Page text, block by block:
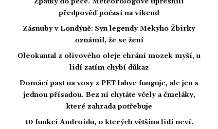
předpověď počasí na víkend
Zásnuby v Londýně: Syn legendy Mekyho Žbirky
oznámil, že se žení
Oleokantal z olivového oleje chrání mozek myší, u
lidí zatím chybí důkaz
Domácí past na vosy z PET lahve funguje, ale jen s
jednou přísadou. Bez ní chytáte včely a čmeláky,
které zahrada potřebuje
10 funkcí Androidu, o kterých většina lidí neví.